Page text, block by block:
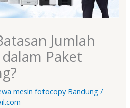
Jumlah
Paket
mesin fotocopy Bandung /